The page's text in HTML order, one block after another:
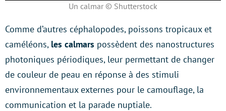
Un calmar © Shutterstock
Comme d’autres céphalopodes, poissons tropicaux et
caméléons, les calmars possèdent des nanostructures
photoniques périodiques, leur permettant de changer
de couleur de peau en réponse à des stimuli
environnementaux externes pour le camouflage, la
communication et la parade nuptiale.